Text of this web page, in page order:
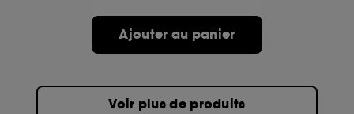
Ajouter au panier
Voir plus de produits